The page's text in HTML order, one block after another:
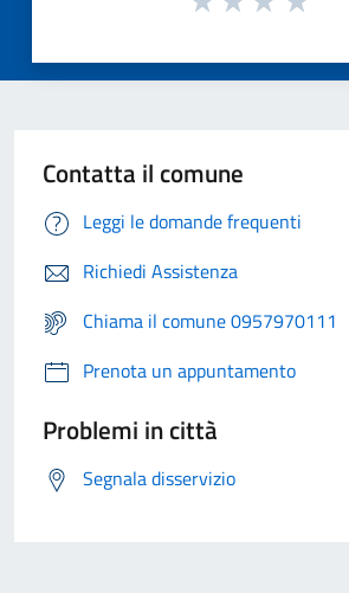
Contatta il comune
Leggi le domande frequenti
Richiedi Assistenza
Chiama il comune 0957970111
Prenota un appuntamento
Problemi in città
Segnala disservizio